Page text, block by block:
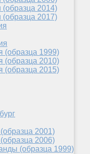
(образца 2014)
(образца 2017)
(образца 1999)
(образца 2010)
(образца 2015)
2001)
2006)
(образца 1999)